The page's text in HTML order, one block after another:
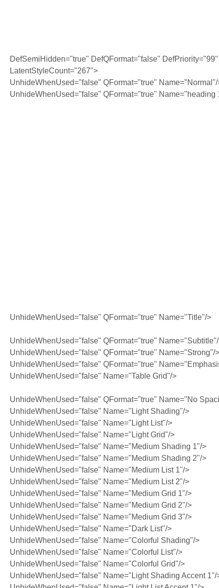
DefSemiHidden="true" DefQFormat="false" DefPriority="99"
LatentStyleCount="267">
UnhideWhenUsed="false" QFormat="true" Name="Normal"/
UnhideWhenUsed="false" QFormat="true" Name="heading
UnhideWhenUsed="false" QFormat="true" Name="Title"/>
UnhideWhenUsed="false" QFormat="true"
UnhideWhenUsed="false" QFormat="true" Name="Strong"/>
UnhideWhenUsed="false" QFormat="true"
UnhideWhenUsed="false" Name="Table Grid"/>
UnhideWhenUsed="false" QFormat="true" Name="No
UnhideWhenUsed="false" Name="Light Shading"/>
UnhideWhenUsed="false" Name="Light List"/>
UnhideWhenUsed="false" Name="Light Grid"/>
UnhideWhenUsed="false" Name="Medium Shading 1"/>
UnhideWhenUsed="false" Name="Medium Shading 2"/>
UnhideWhenUsed="false" Name="Medium List 1"/>
UnhideWhenUsed="false" Name="Medium List 2"/>
UnhideWhenUsed="false" Name="Medium Grid 1"/>
UnhideWhenUsed="false" Name="Medium Grid 2"/>
UnhideWhenUsed="false" Name="Medium Grid 3"/>
UnhideWhenUsed="false" Name="Dark List"/>
UnhideWhenUsed="false" Name="Colorful Shading"/>
UnhideWhenUsed="false" Name="Colorful List"/>
UnhideWhenUsed="false" Name="Colorful Grid"/>
UnhideWhenUsed="false" Name="Light Shading Accent 1"/